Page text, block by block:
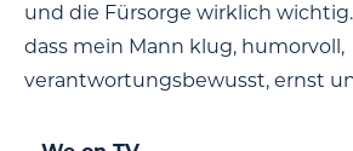
und die Fürsorge wirklich
dass mein Mann klug, humorvoll,
verantwortungsbewusst, ernst